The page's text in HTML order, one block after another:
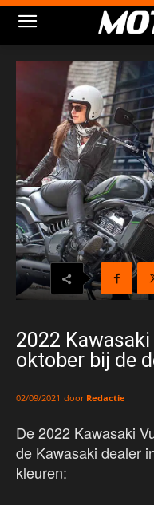
2022
oktober bij de
02/09/2021 door Redactie
De 2022 Kawasaki
de Kawasaki dealer
kleuren: